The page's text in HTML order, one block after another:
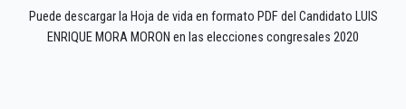
Puede descargar la Hoja de vida en formato PDF del Candidato LUIS
ENRIQUE MORA MORON en las elecciones congresales 2020